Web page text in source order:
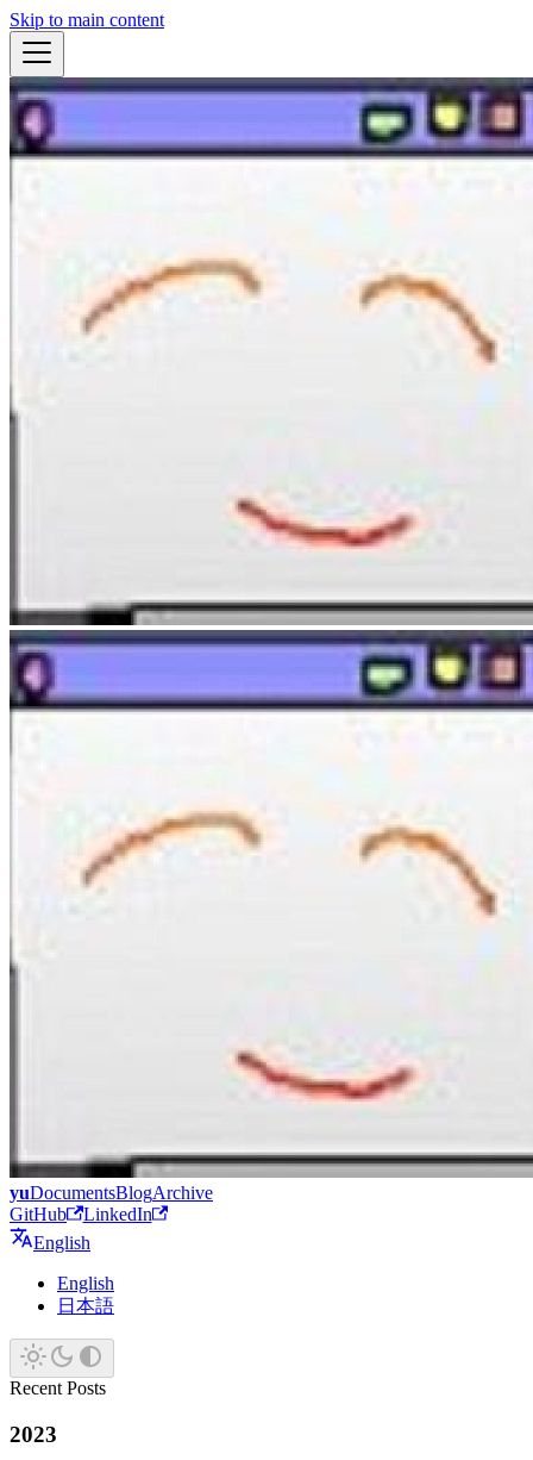
Skip to main content
yuDocumentsBlogArchive
GitHub
LinkedIn
English
English
日本語
Recent Posts
2023